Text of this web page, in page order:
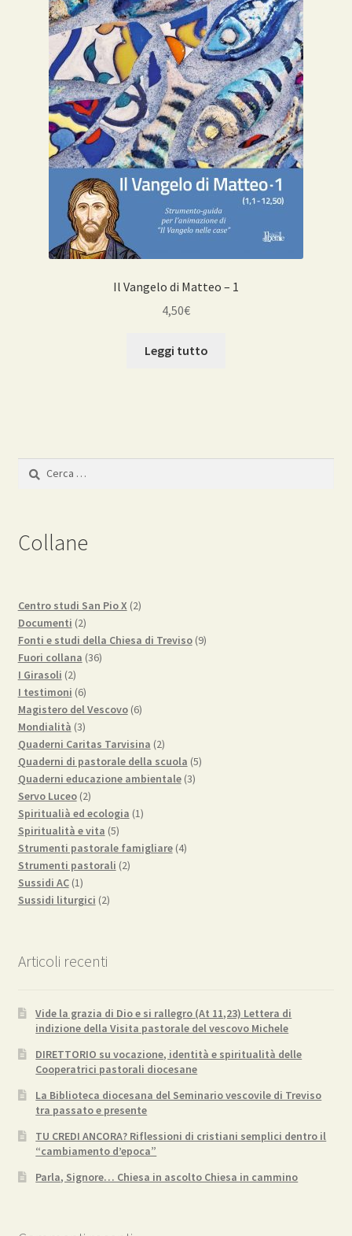
Il Vangelo di Matteo – 1
4,50€
Leggi tutto
Collane
Centro studi San Pio X 22
Documenti 22
prodotti
Fonti e studi della Chiesa di Treviso 99
Fuori collana 3636
I Girasoli 22
prodotti
I testimoni 66
prodotti
Magistero del Vescovo 66
Mondialità 33
prodotti
Quaderni Caritas Tarvisina 22
prodotti
Quaderni di pastorale della scuola 55
Quaderni educazione ambientale 33
Servo Luceo 22
prodotti
Spiritualià ed ecologia 11
Spiritualità e vita 55
prodotti
Strumenti pastorale famigliare 44
Strumenti pastorali 22
Sussidi AC 11
prodotto
Sussidi liturgici 22
Articoli recenti
Vide la grazia di Dio e si rallegro (At 11,23) Lettera di
indizione della Visita pastorale del vescovo Michele
DIRETTORIO su vocazione, identità e spiritualità delle
Cooperatrici pastorali diocesane
La Biblioteca diocesana del Seminario vescovile di Treviso
tra passato e presente
TU CREDI ANCORA? Riflessioni di cristiani semplici dentro il
“cambiamento d’epoca”
Parla, Signore… Chiesa in ascolto Chiesa in cammino